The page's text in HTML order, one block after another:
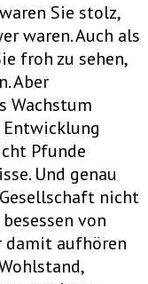
Sie stolz,
waren. Auch als
froh zu sehen,
Aber
Wachstum
Pfunde
Und genau
nicht
von
damit aufhören